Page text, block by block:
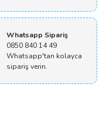
Whatsapp Sipariş
0850 840 14 49
Whatsapp'tan kolayca
sipariş verin.